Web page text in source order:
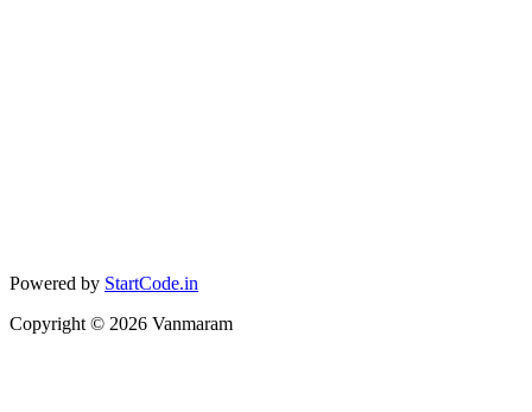
Powered by StartCode.in
Copyright © 2026 Vanmaram